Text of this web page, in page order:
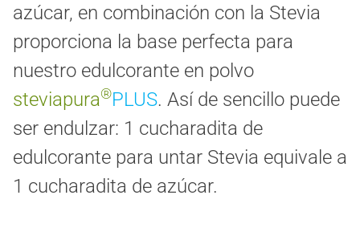
azúcar, en combinación con la Stevia
proporciona la base perfecta para
nuestro edulcorante en polvo
steviapura®PLUS. Así de sencillo puede
ser endulzar: 1 cucharadita de
edulcorante para untar Stevia equivale a
1 cucharadita de azúcar.